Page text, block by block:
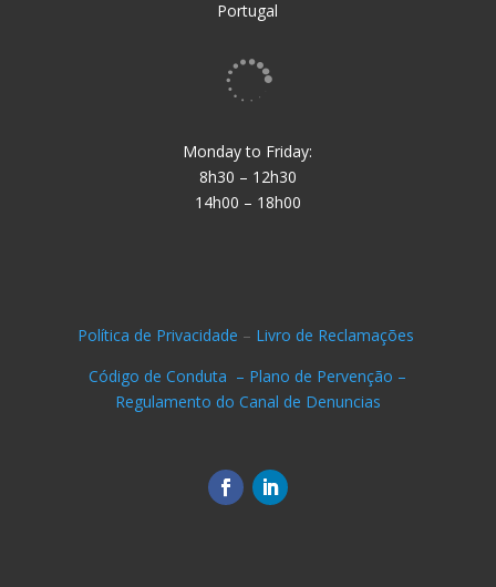
Portugal

Monday to Friday:
8h30 – 12h30
14h00 – 18h00
Política de Privacidade – Livro de Reclamações
Código de Conduta – Plano de Pervenção –
Regulamento do Canal de Denuncias